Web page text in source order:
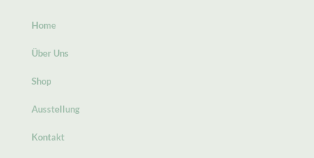
Home
Über Uns
Shop
Ausstellung
Kontakt